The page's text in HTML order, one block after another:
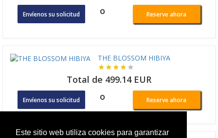
Este sitio web utiliza cookies para garantizar
Envíenos su solicitud o Reserve ahora
THE BLOSSOM HIBIYA
Total de 499.14 EUR
Envíenos su solicitud o Reserve ahora